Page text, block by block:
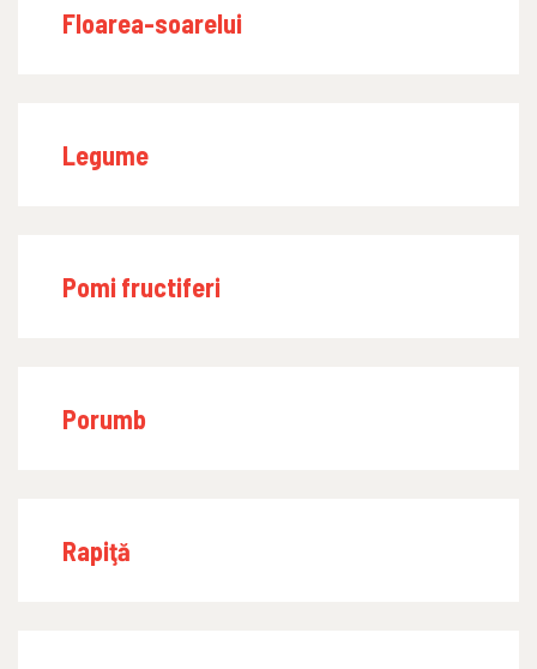
Floarea-soarelui
Legume
Pomi fructiferi
Porumb
Rapiţă